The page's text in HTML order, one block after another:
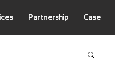
Partnership Case